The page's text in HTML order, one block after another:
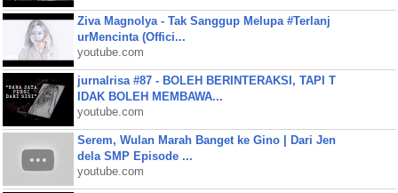
Ziva Magnolya - Tak Sanggup Melupa #Terlanj
urMencinta (Offici...
youtube.com
jurnalrisa #87 - BOLEH BERINTERAKSI, TAPI T
IDAK BOLEH MEMBAWA...
youtube.com
Serem, Wulan Marah Banget ke Gino | Dari Jen
dela SMP Episode ...
youtube.com